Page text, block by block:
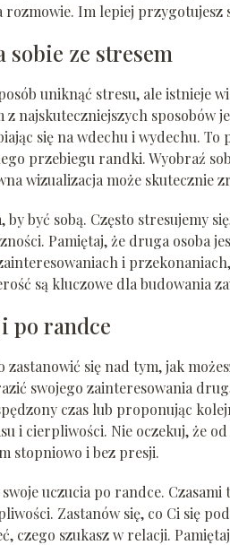
Im lepiej przygotujesz
ze stresem
uniknąć stresu, ale istnieje
najskuteczniejszych sposobów
się na wdechu i wydechu.
przebiegu randki. Wyobraź
wizualizacja może skutecznie
by być sobą. Często stresujemy
Pamiętaj, że druga osoba
i
są kluczowe dla budowania
po randce
się nad tym, jak
swojego zainteresowania
czas lub proponując
i cierpliwości. Nie oczekuj, że
stopniowo i bez presji.
uczucia po randce.
Zastanów się, co Ci się
czego szukasz w relacji.